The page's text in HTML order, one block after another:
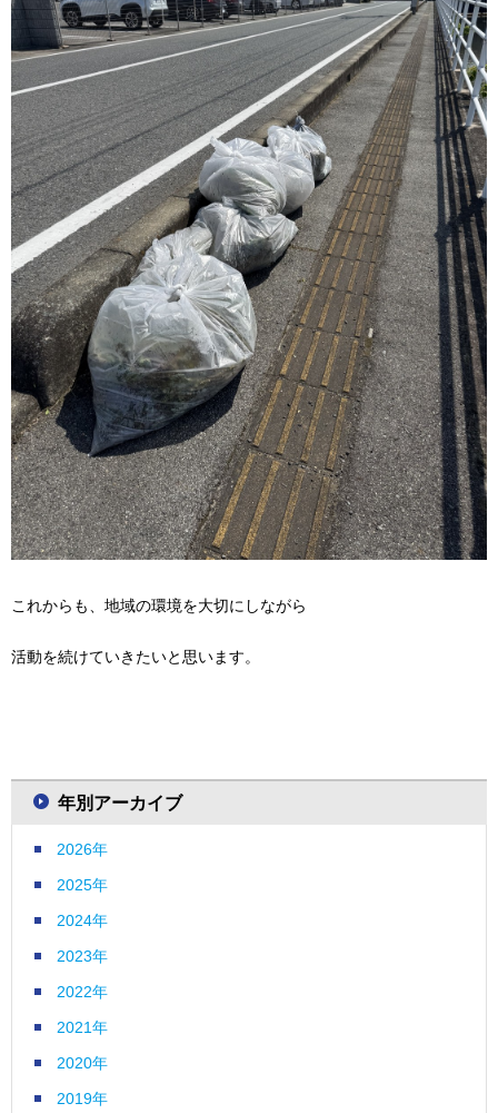
これからも、地域の環境を大切にしながら
活動を続けていきたいと思います。
年別アーカイブ
2026年
2025年
2024年
2023年
2022年
2021年
2020年
2019年